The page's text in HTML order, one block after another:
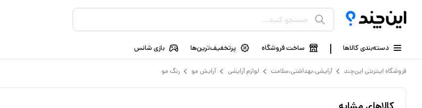
دسته‌بندی کالاها ساخت فروشگاه پرتخفیف‌ترین‌ها بازی شانس
فروشگاه اینترنتی این‌چند آرایشی،بهداشتی،سلامت لوازم آرایشی آرایش مو رنگ مو